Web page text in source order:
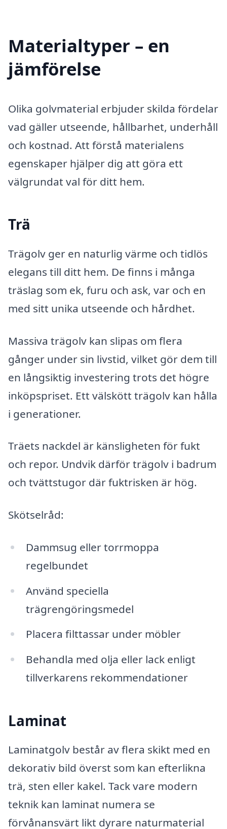
Materialtyper – en
jämförelse
Olika golvmaterial erbjuder skilda fördelar
vad gäller utseende, hållbarhet, underhåll
och kostnad. Att förstå materialens
egenskaper hjälper dig att göra ett
välgrundat val för ditt hem.
Trä
Trägolv ger en naturlig värme och tidlös
elegans till ditt hem. De finns i många
träslag som ek, furu och ask, var och en
med sitt unika utseende och hårdhet.
Massiva trägolv kan slipas om flera
gånger under sin livstid, vilket gör dem till
en långsiktig investering trots det högre
inköpspriset. Ett välskött trägolv kan hålla
i generationer.
Träets nackdel är känsligheten för fukt
och repor. Undvik därför trägolv i badrum
och tvättstugor där fuktrisken är hög.
Skötselråd:
Dammsug eller torrmoppa
regelbundet
Använd speciella
trägrengöringsmedel
Placera filttassar under möbler
Behandla med olja eller lack enligt
tillverkarens rekommendationer
Laminat
Laminatgolv består av flera skikt med en
dekorativ bild överst som kan efterlikna
trä, sten eller kakel. Tack vare modern
teknik kan laminat numera se
förvånansvärt likt dyrare naturmaterial